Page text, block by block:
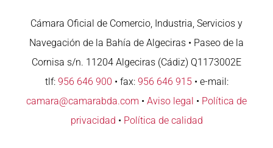
Cámara Oficial de Comercio, Industria, Servicios y
Navegación de la Bahía de Algeciras • Paseo de la
Cornisa s/n. 11204 Algeciras (Cádiz) Q1173002E
tlf: 956 646 900 • fax: 956 646 915• e-mail:
camara@camarabda.com • Aviso legal • Política de
privacidad • Política de calidad